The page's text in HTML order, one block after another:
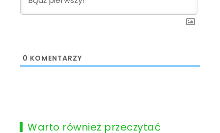
0 KOMENTARZY
Warto również przeczytać